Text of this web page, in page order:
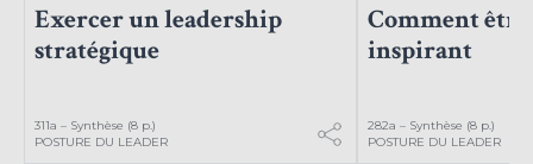
Exercer un leadership
stratégique
311a – Synthèse (8 p.)
POSTURE DU LEADER
Comment
inspirant
282a – Synthèse (8 p.)
POSTURE DU LEADER